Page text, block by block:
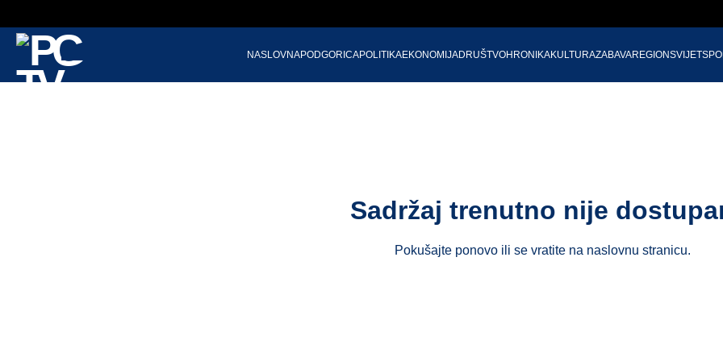
NASLOVNAPODGORICAPOLITIKAEKONOMIJADRUŠTVOHRONIKAKULTURAZABAVAREGIONSVIJET
Sadržaj trenutno nije
Pokušajte ponovo ili se vratite na naslovnu stranicu.